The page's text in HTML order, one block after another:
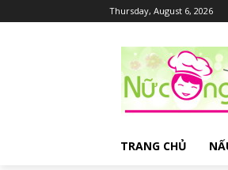
Thursday, August 6, 2026
TRANG CHỦ